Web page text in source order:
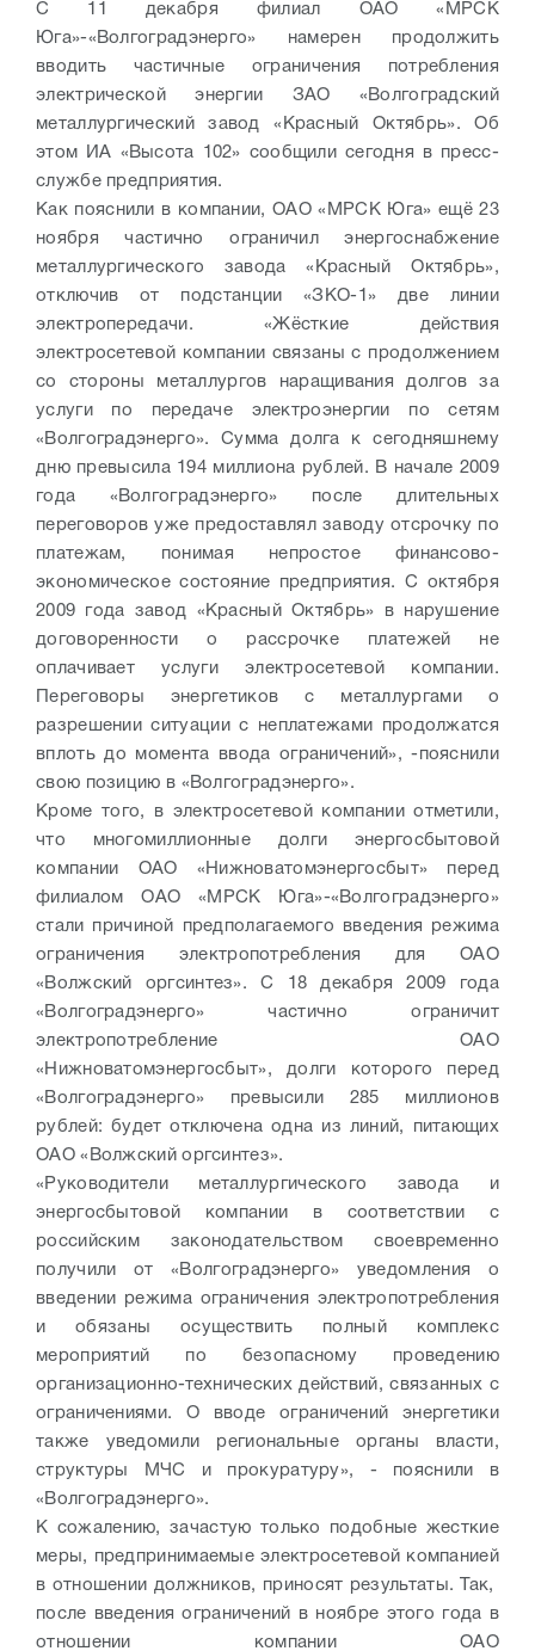
С 11 декабря филиал ОАО «МРСК
Юга»-«Волгоградэнерго» намерен продолжить
вводить частичные ограничения потребления
электрической энергии ЗАО «Волгоградский
металлургический завод «Красный Октябрь». Об
этом ИА «Высота 102» сообщили сегодня в пресс-
службе предприятия.
Как пояснили в компании, ОАО «МРСК Юга» ещё 23
ноября частично ограничил энергоснабжение
металлургического завода «Красный Октябрь»,
отключив от подстанции «ЗКО-1» две линии
электропередачи. «Жёсткие действия
электросетевой компании связаны с продолжением
со стороны металлургов наращивания долгов за
услуги по передаче электроэнергии по сетям
«Волгоградэнерго». Сумма долга к сегодняшнему
дню превысила 194 миллиона рублей. В начале 2009
года «Волгоградэнерго» после длительных
переговоров уже предоставлял заводу отсрочку по
платежам, понимая непростое финансово-
экономическое состояние предприятия. С октября
2009 года завод «Красный Октябрь» в нарушение
договоренности о рассрочке платежей не
оплачивает услуги электросетевой компании.
Переговоры энергетиков с металлургами о
разрешении ситуации с неплатежами продолжатся
вплоть до момента ввода ограничений», -пояснили
свою позицию в «Волгоградэнерго».
Кроме того, в электросетевой компании отметили,
что многомиллионные долги энергосбытовой
компании ОАО «Нижноватомэнергосбыт» перед
филиалом ОАО «МРСК Юга»-«Волгоградэнерго»
стали причиной предполагаемого введения режима
ограничения электропотребления для ОАО
«Волжский оргсинтез». С 18 декабря 2009 года
«Волгоградэнерго» частично ограничит
электропотребление ОАО
«Нижноватомэнергосбыт», долги которого перед
«Волгоградэнерго» превысили 285 миллионов
рублей: будет отключена одна из линий, питающих
ОАО «Волжский оргсинтез».
«Руководители металлургического завода и
энергосбытовой компании в соответствии с
российским законодательством своевременно
получили от «Волгоградэнерго» уведомления о
введении режима ограничения электропотребления
и обязаны осуществить полный комплекс
мероприятий по безопасному проведению
организационно-технических действий, связанных с
ограничениями. О вводе ограничений энергетики
также уведомили региональные органы власти,
структуры МЧС и прокуратуру», - пояснили в
«Волгоградэнерго».
К сожалению, зачастую только подобные жесткие
меры, предпринимаемые электросетевой компанией
в отношении должников, приносят результаты. Так,
после введения ограничений в ноябре этого года в
отношении компании ОАО